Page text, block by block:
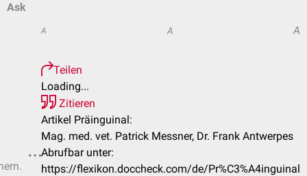
Ask
A A A
Teilen
Loading...
Zitieren
Artikel Präinguinal:
Mag. med. vet. Patrick Messner, Dr. Frank Antwerpes
Abrufbar unter:
https://flexikon.doccheck.com/de/Pr%C3%A4inguinal